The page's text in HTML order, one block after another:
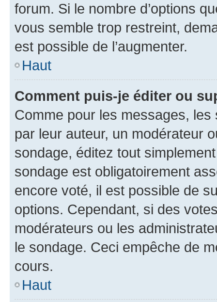
forum. Si le nombre d’options
vous semble trop restreint,
est possible de l’augmenter.
Haut
Comment puis-je éditer ou
Comme pour les messages,
par leur auteur, un modérateur
sondage, éditez tout
sondage est obligatoirement
encore voté, il est possible de
options. Cependant, si des
modérateurs ou les
le sondage. Ceci empêche de
cours.
Haut